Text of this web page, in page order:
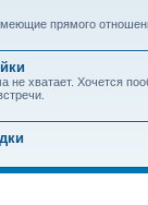
прямого
не хватает. Хочется